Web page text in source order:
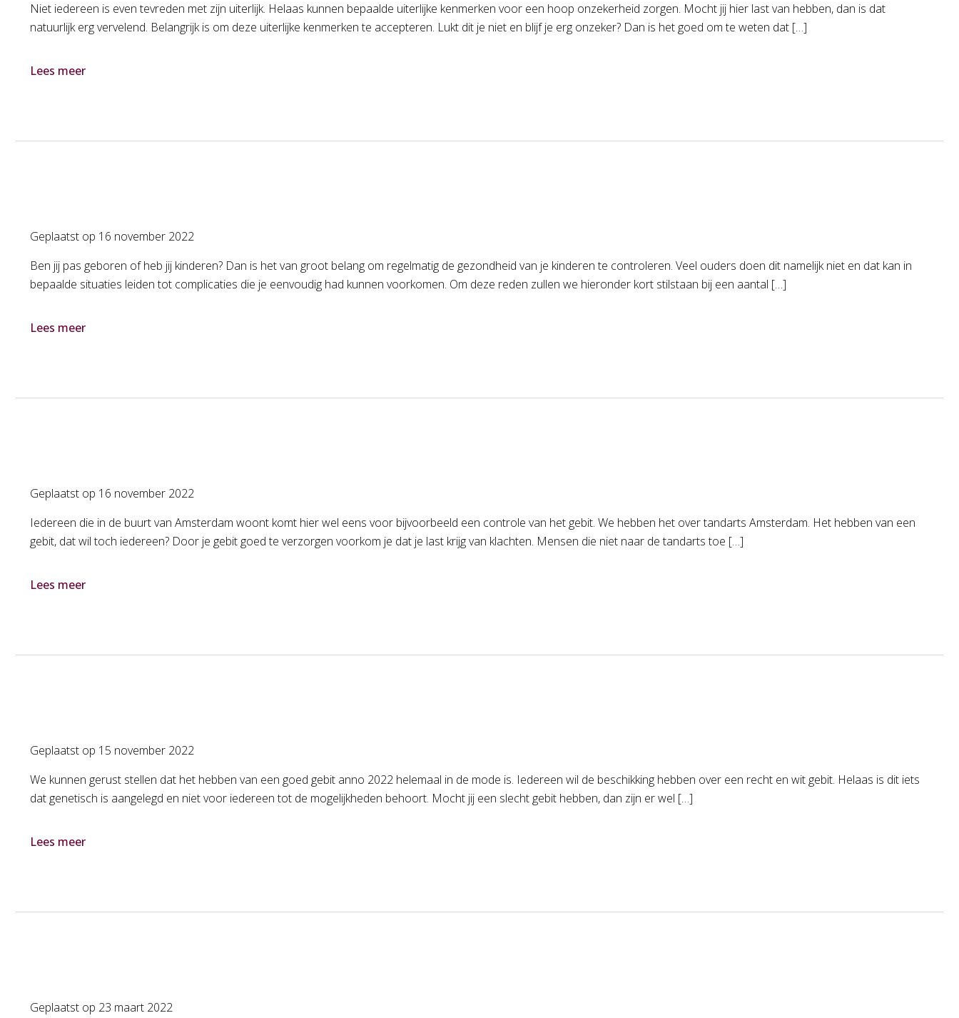
Niet iedereen is even tevreden met zijn uiterlijk. Helaas kunnen bepaalde uiterlijke kenmerken voor een hoop onzekerheid zorgen. Mocht jij hier last van hebben, dan is dat
natuurlijk erg vervelend. Belangrijk is om deze uiterlijke kenmerken te accepteren. Lukt dit je niet en blijf je erg onzeker? Dan is het goed om te weten dat […]
Lees meer
Geplaatst op 16 november 2022
Ben jij pas geboren of heb jij kinderen? Dan is het van groot belang om regelmatig de gezondheid van je kinderen te controleren. Veel ouders doen dit namelijk niet en dat kan in
bepaalde situaties leiden tot complicaties die je eenvoudig had kunnen voorkomen. Om deze reden zullen we hieronder kort stilstaan bij een aantal […]
Lees meer
Geplaatst op 16 november 2022
Iedereen die in de buurt van Amsterdam woont komt hier wel eens voor bijvoorbeeld een controle van het gebit. We hebben het over tandarts Amsterdam. Het hebben van een
gebit, dat wil toch iedereen? Door je gebit goed te verzorgen voorkom je dat je last krijg van klachten. Mensen die niet naar de tandarts toe […]
Lees meer
Geplaatst op 15 november 2022
We kunnen gerust stellen dat het hebben van een goed gebit anno 2022 helemaal in de mode is. Iedereen wil de beschikking hebben over een recht en wit gebit. Helaas is dit iets
dat genetisch is aangelegd en niet voor iedereen tot de mogelijkheden behoort. Mocht jij een slecht gebit hebben, dan zijn er wel […]
Lees meer
Geplaatst op 23 maart 2022